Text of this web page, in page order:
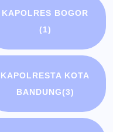
KAPOLRES BOGOR
(1)
KAPOLRESTA KOTA
BANDUNG(3)